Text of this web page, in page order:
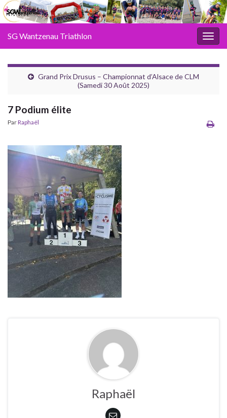
SG Wantzenau Triathlon
Grand Prix Drusus – Championnat d’Alsace de CLM
(Samedi 30 Août 2025)
7 Podium élite
ParRaphaël
Raphaël